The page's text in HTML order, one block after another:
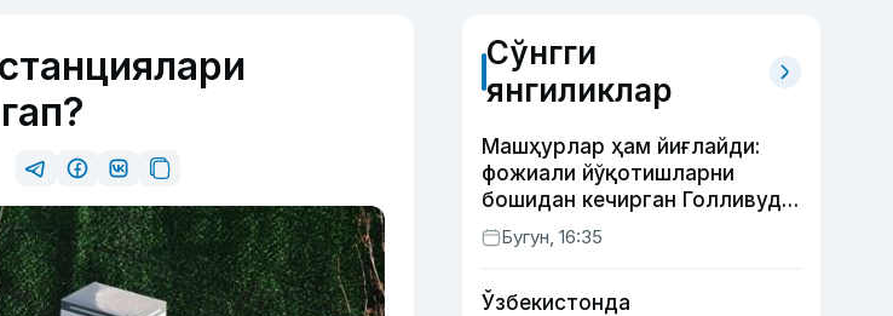
Сўнгги
янгиликлар
Машҳурлар ҳам йиғлайди:
фожиали йўқотишларни
бошидан кечирган Голливуд
юлдузлари
Бугун, 16:35
Ўзбекистонда